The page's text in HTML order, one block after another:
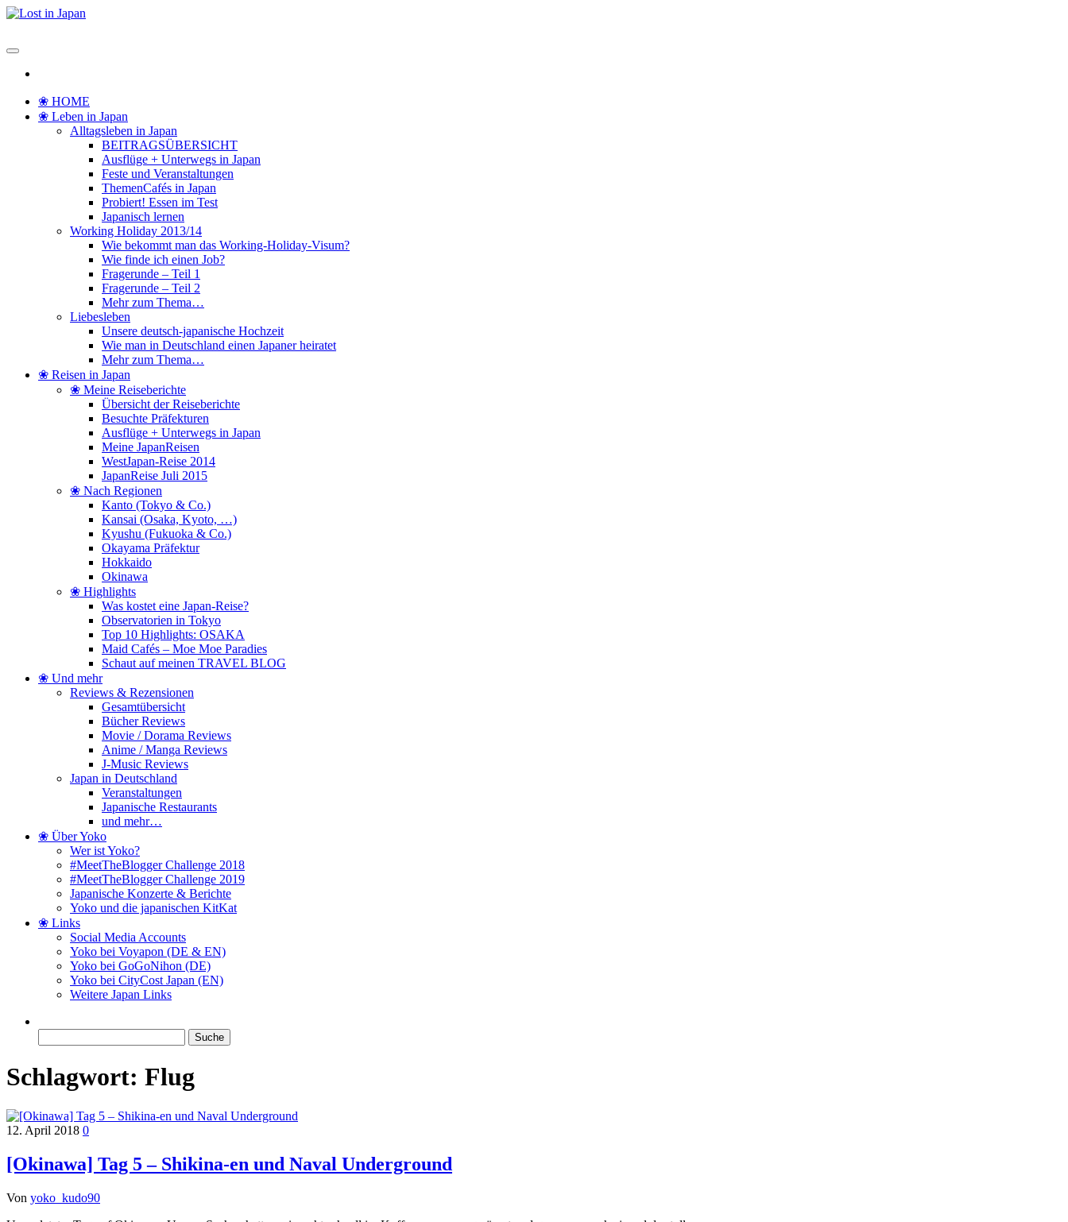
Zum
❀ HOME
❀ Leben in Japan
Alltagsleben in Japan
BEITRAGSÜBERSICHT
Ausflüge + Unterwegs in Japan
Feste und Veranstaltungen
ThemenCafés in Japan
Probiert! Essen im Test
Japanisch lernen
Working Holiday 2013/14
Wie bekommt man das Working-Holiday-Visum?
Wie finde ich einen Job?
Fragerunde – Teil 1
Fragerunde – Teil 2
Mehr zum Thema…
Liebesleben
Unsere deutsch-japanische Hochzeit
Wie man in Deutschland einen Japaner heiratet
Mehr zum Thema…
❀ Reisen in Japan
❀ Meine Reiseberichte
Übersicht der Reiseberichte
Besuchte Präfekturen
Ausflüge + Unterwegs in Japan
Meine JapanReisen
WestJapan-Reise 2014
JapanReise Juli 2015
❀ Nach Regionen
Kanto (Tokyo & Co.)
Kansai (Osaka, Kyoto, …)
Kyushu (Fukuoka & Co.)
Okayama Präfektur
Hokkaido
Okinawa
❀ Highlights
Was kostet eine Japan-Reise?
Observatorien in Tokyo
Top 10 Highlights: OSAKA
Maid Cafés – Moe Moe Paradies
Schaut auf meinen TRAVEL BLOG
❀ Und mehr
Reviews & Rezensionen
Gesamtübersicht
Bücher Reviews
Movie / Dorama Reviews
Anime / Manga Reviews
J-Music Reviews
Japan in Deutschland
Veranstaltungen
Japanische Restaurants
und mehr…
❀ Über Yoko
Wer ist Yoko?
#MeetTheBlogger Challenge 2018
#MeetTheBlogger Challenge 2019
Japanische Konzerte & Berichte
Yoko und die japanischen KitKat
❀ Links
Social Media Accounts
Yoko bei Voyapon (DE & EN)
Yoko bei GoGoNihon (DE)
Yoko bei CityCost Japan (EN)
Weitere Japan Links
nach:
Schlagwort: Flug
12. April 2018 0
[Okinawa] Tag 5 – Shikina-en und Naval Underground
Von yoko_kudo90